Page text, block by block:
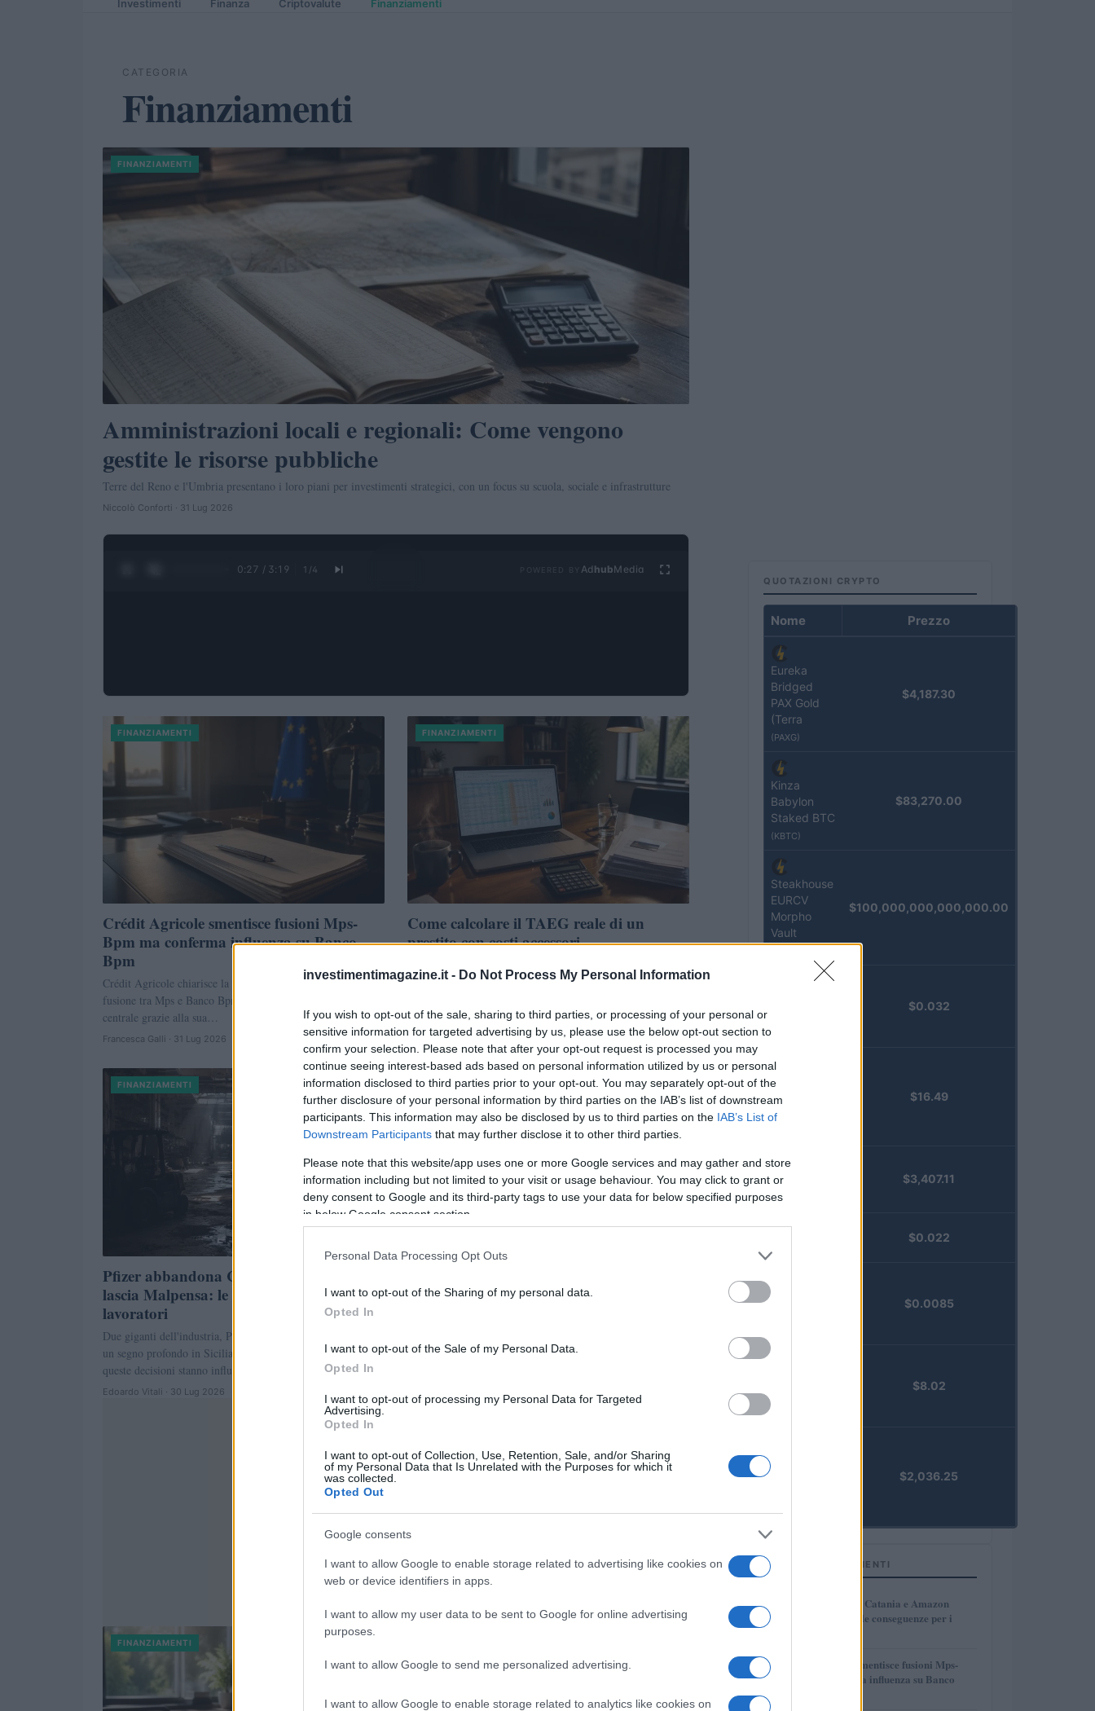
investimentimagazine.it - Do Not Process My Personal Information
If you wish to opt-out of the sale, sharing to third parties, or processing of your personal or
sensitive information for targeted advertising by us, please use the below opt-out section to
confirm your selection. Please note that after your opt-out request is processed you may
continue seeing interest-based ads based on personal information utilized by us or personal
information disclosed to third parties prior to your opt-out. You may separately opt-out of the
further disclosure of your personal information by third parties on the IAB’s list of downstream
participants. This information may also be disclosed by us to third parties on the IAB’s List of
Downstream Participants that may further disclose it to other third parties.
Please note that this website/app uses one or more Google services and may gather and store
information including but not limited to your visit or usage behaviour. You may click to grant or
deny consent to Google and its third-party tags to use your data for below specified purposes
in below Google consent section.
Personal Data Processing Opt Outs
I want to opt-out of the Sharing of my personal data.
Opted In
I want to opt-out of the Sale of my Personal Data.
Opted In
I want to opt-out of processing my Personal Data for Targeted
Advertising.
Opted In
I want to opt-out of Collection, Use, Retention, Sale, and/or Sharing
of my Personal Data that Is Unrelated with the Purposes for which it
was collected.
Opted Out
Google consents
I want to allow Google to enable storage related to advertising like cookies on
web or device identifiers in apps.
I want to allow my user data to be sent to Google for online advertising
purposes.
I want to allow Google to send me personalized advertising.
I want to allow Google to enable storage related to analytics like cookies on
Investimenti Finanza Criptovalute Finanziamenti
CATEGORIA
Finanziamenti
FINANZIAMENTI
Amministrazioni locali e regionali: Come vengono
gestite le risorse pubbliche
Terre del Reno e l'Umbria presentano i loro piani per investimenti strategici, con un focus su scuola, sociale e infrastrutture
Niccolò Conforti · 31 Lug 2026
0:28 / 3:19 1 /4 Ad hubMedia
FINANZIAMENTI
Crédit Agricole smentisce fusioni Mps-
Bpm ma conferma influenza su Banco
Bpm
Crédit Agricole chiarisce la sua posizione sulle ipotesi di
fusione tra Mps e Banco Bpm, rivendicando un ruolo
centrale grazie alla sua…
Francesca Galli · 31 Lug 2026
FINANZIAMENTI
Come calcolare il TAEG reale di un
prestito con costi accessori
commissioni e formule in un foglio di calcolo per scegliere il
Niccolò Conforti · 31 Lug 2026
FINANZIAMENTI
Pfizer abbandona Catania e Amazon
lascia Malpensa: le conseguenze per i
lavoratori
Due giganti dell'industria, Pfizer e Amazon, stanno lasciando
un segno profondo in Sicilia e Lombardia. Scopri come
queste decisioni stanno influenzando la…
Edoardo Vitali · 30 Lug 2026
FINANZIAMENTI
costo del debito
strategie di negoziazione.
FINANZIAMENTI
QUOTAZIONI CRYPTO
Nome Prezzo
Eureka
Bridged
PAX Gold
(Terra
(PAXG)
$4,187.30
Kinza
Babylon
Staked BTC
(KBTC)
$83,270.00
Steakhouse
EURCV
Morpho
Vault
$100,000,000,000,000.00
(EPOCH)
$0.032
Stride
Staked
Injective
$16.49
Vested XOR
(VXOR)
$3,407.11
$0.022
$0.0085
$8.02
PRIME)
$2,036.25
TOP IN FINANZIAMENTI
1
Pfizer abbandona Catania e Amazon
lascia Malpensa: le conseguenze per i
2
Crédit Agricole smentisce fusioni Mps-
Bpm ma conferma influenza su Banco